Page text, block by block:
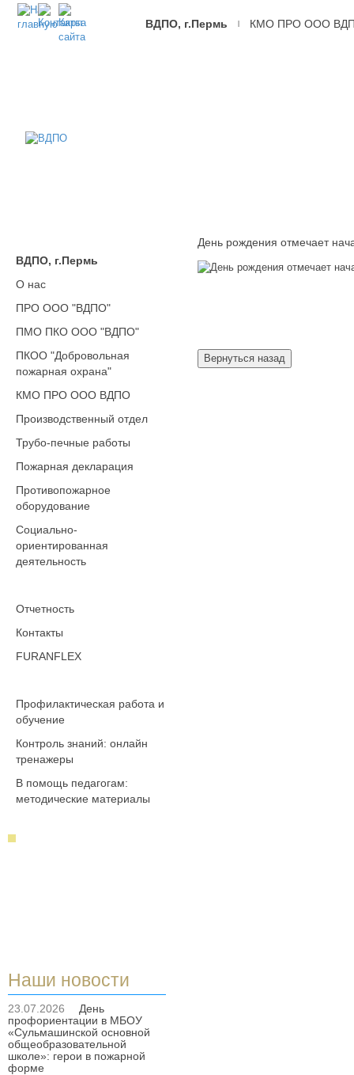
ВДПО, г.Пермь КМО ПРО ООО
ВДПО, г.Пермь
О нас
ПРО ООО "ВДПО"
ПМО ПКО ООО "ВДПО"
ПКОО "Добровольная
пожарная охрана"
КМО ПРО ООО ВДПО
Производственный отдел
Трубо-печные работы
Пожарная декларация
Противопожарное
оборудование
Социально-
ориентированная
деятельность
Отчетность
Контакты
FURANFLEX
Профилактическая работа и
обучение
Контроль знаний: онлайн
тренажеры
В помощь педагогам:
методические материалы
Наши новости
23.07.2026
День
профориентации в МБОУ
«Сульмашинской основной
общеобразовательной
школе»: герои в пожарной
форме
День рождения отмечает